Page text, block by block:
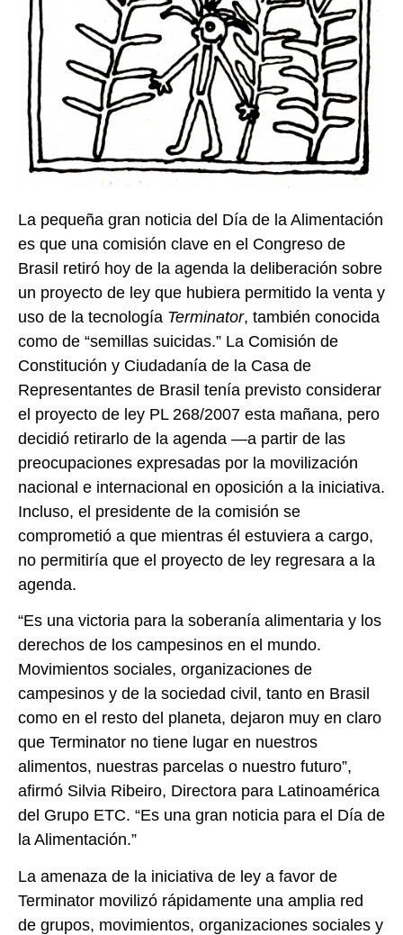
La pequeña gran noticia del Día de la Alimentación
es que una comisión clave en el Congreso de
Brasil retiró hoy de la agenda la deliberación sobre
un proyecto de ley que hubiera permitido la venta y
uso de la tecnología Terminator, también conocida
como de “semillas suicidas.” La Comisión de
Constitución y Ciudadanía de la Casa de
Representantes de Brasil tenía previsto considerar
el proyecto de ley PL 268/2007 esta mañana, pero
decidió retirarlo de la agenda —a partir de las
preocupaciones expresadas por la movilización
nacional e internacional en oposición a la iniciativa.
Incluso, el presidente de la comisión se
comprometió a que mientras él estuviera a cargo,
no permitiría que el proyecto de ley regresara a la
agenda.
“Es una victoria para la soberanía alimentaria y los
derechos de los campesinos en el mundo.
Movimientos sociales, organizaciones de
campesinos y de la sociedad civil, tanto en Brasil
como en el resto del planeta, dejaron muy en claro
que Terminator no tiene lugar en nuestros
alimentos, nuestras parcelas o nuestro futuro”,
afirmó Silvia Ribeiro, Directora para Latinoamérica
del Grupo ETC. “Es una gran noticia para el Día de
la Alimentación.”
La amenaza de la iniciativa de ley a favor de
Terminator movilizó rápidamente una amplia red
de grupos, movimientos, organizaciones sociales y